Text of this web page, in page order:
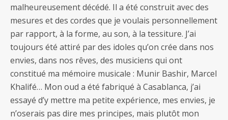
malheureusement décédé. Il a été construit avec des
mesures et des cordes que je voulais personnellement
par rapport, à la forme, au son, à la tessiture. J’ai
toujours été attiré par des idoles qu’on crée dans nos
envies, dans nos rêves, des musiciens qui ont
constitué ma mémoire musicale : Munir Bashir, Marcel
Khalifé… Mon oud a été fabriqué à Casablanca, j’ai
essayé d’y mettre ma petite expérience, mes envies, je
n’oserais pas dire mes principes, mais plutôt mon